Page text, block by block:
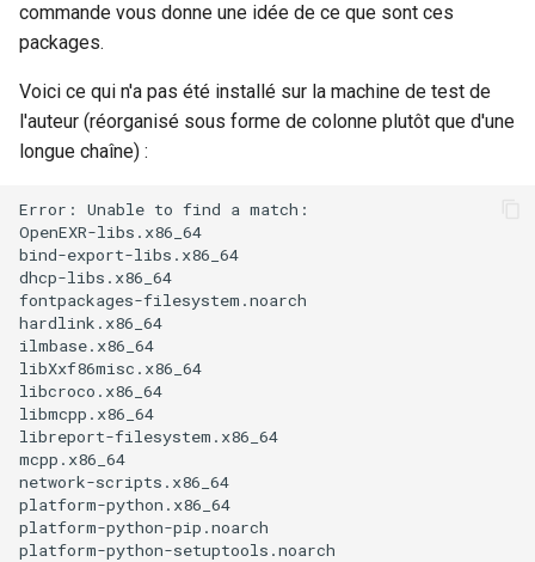
commande vous donne une idée de ce que sont ces
packages.
Voici ce qui n'a pas été installé sur la machine de test de
l'auteur (réorganisé sous forme de colonne plutôt que d'une
longue chaîne) :
Error: Unable to find a match:
OpenEXR-libs.x86_64
bind-export-libs.x86_64
dhcp-libs.x86_64
fontpackages-filesystem.noarch
hardlink.x86_64
ilmbase.x86_64
libXxf86misc.x86_64
libcroco.x86_64
libmcpp.x86_64
libreport-filesystem.x86_64
mcpp.x86_64
network-scripts.x86_64
platform-python.x86_64
platform-python-pip.noarch
platform-python-setuptools.noarch